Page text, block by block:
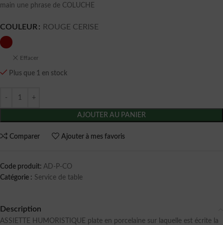
main une phrase de COLUCHE
COULEUR ROUGE CERISE
Effacer
Plus que 1 en stock
AJOUTER AU PANIER
Comparer Ajouter à mes favoris
Code produit: AD-P-CO
Catégorie : Service de table
Description
ASSIETTE HUMORISTIQUE plate en porcelaine sur laquelle est écrite la